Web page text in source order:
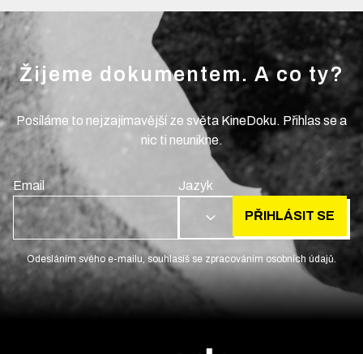
Žijeme dokumentem. A co ty?
Posíláme to nejzajímavější ze světa KineDoku. Přihlas se a
nic ti neunikne.
Email Jazyk
CS PŘIHLÁSIT SE
Odesláním svého e-mailu, souhlasíš se zpracováním osobních údajů.